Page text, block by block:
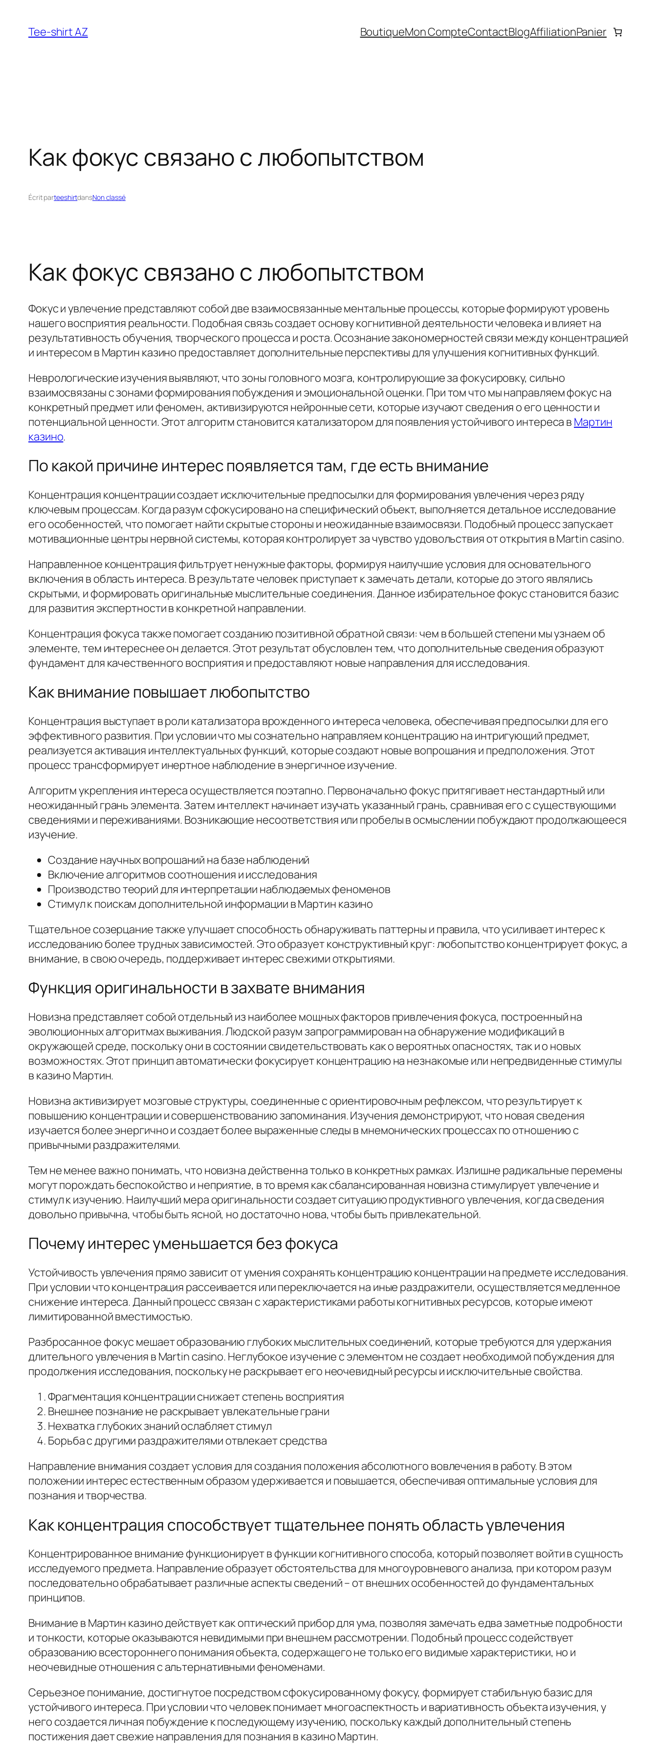
contenu
Tee-shirt AZ BoutiqueMon CompteContactBlogAffiliationPanier
Как фокус связано с любопытством
Écrit parteeshirtdansNon classé
Как фокус связано с любопытством
Фокус и увлечение представляют собой две взаимосвязанные ментальные процессы, которые формируют уровень
нашего восприятия реальности. Подобная связь создает основу когнитивной деятельности человека и влияет на
результативность обучения, творческого процесса и роста. Осознание закономерностей связи между концентрацией
и интересом в Мартин казино предоставляет дополнительные перспективы для улучшения когнитивных функций.
Неврологические изучения выявляют, что зоны головного мозга, контролирующие за фокусировку, сильно
взаимосвязаны с зонами формирования побуждения и эмоциональной оценки. При том что мы направляем фокус на
конкретный предмет или феномен, активизируются нейронные сети, которые изучают сведения о его ценности и
потенциальной ценности. Этот алгоритм становится катализатором для появления устойчивого интереса в Мартин
казино.
По какой причине интерес появляется там, где есть внимание
Концентрация концентрации создает исключительные предпосылки для формирования увлечения через ряду
ключевым процессам. Когда разум сфокусировано на специфический объект, выполняется детальное исследование
его особенностей, что помогает найти скрытые стороны и неожиданные взаимосвязи. Подобный процесс запускает
мотивационные центры нервной системы, которая контролирует за чувство удовольствия от открытия в Martin casino.
Направленное концентрация фильтрует ненужные факторы, формируя наилучшие условия для основательного
включения в область интереса. В результате человек приступает к замечать детали, которые до этого являлись
скрытыми, и формировать оригинальные мыслительные соединения. Данное избирательное фокус становится базис
для развития экспертности в конкретной направлении.
Концентрация фокуса также помогает созданию позитивной обратной связи: чем в большей степени мы узнаем об
элементе, тем интереснее он делается. Этот результат обусловлен тем, что дополнительные сведения образуют
фундамент для качественного восприятия и предоставляют новые направления для исследования.
Как внимание повышает любопытство
Концентрация выступает в роли катализатора врожденного интереса человека, обеспечивая предпосылки для его
эффективного развития. При условии что мы сознательно направляем концентрацию на интригующий предмет,
реализуется активация интеллектуальных функций, которые создают новые вопрошания и предположения. Этот
процесс трансформирует инертное наблюдение в энергичное изучение.
Алгоритм укрепления интереса осуществляется поэтапно. Первоначально фокус притягивает нестандартный или
неожиданный грань элемента. Затем интеллект начинает изучать указанный грань, сравнивая его с существующими
сведениями и переживаниями. Возникающие несоответствия или пробелы в осмыслении побуждают продолжающееся
изучение.
Создание научных вопрошаний на базе наблюдений
Включение алгоритмов соотношения и исследования
Производство теорий для интерпретации наблюдаемых феноменов
Стимул к поискам дополнительной информации в Мартин казино
Тщательное созерцание также улучшает способность обнаруживать паттерны и правила, что усиливает интерес к
исследованию более трудных зависимостей. Это образует конструктивный круг: любопытство концентрирует фокус, а
внимание, в свою очередь, поддерживает интерес свежими открытиями.
Функция оригинальности в захвате внимания
Новизна представляет собой отдельный из наиболее мощных факторов привлечения фокуса, построенный на
эволюционных алгоритмах выживания. Людской разум запрограммирован на обнаружение модификаций в
окружающей среде, поскольку они в состоянии свидетельствовать как о вероятных опасностях, так и о новых
возможностях. Этот принцип автоматически фокусирует концентрацию на незнакомые или непредвиденные стимулы
в казино Мартин.
Новизна активизирует мозговые структуры, соединенные с ориентировочным рефлексом, что результирует к
повышению концентрации и совершенствованию запоминания. Изучения демонстрируют, что новая сведения
изучается более энергично и создает более выраженные следы в мнемонических процессах по отношению с
привычными раздражителями.
Тем не менее важно понимать, что новизна действенна только в конкретных рамках. Излишне радикальные перемены
могут порождать беспокойство и неприятие, в то время как сбалансированная новизна стимулирует увлечение и
стимул к изучению. Наилучший мера оригинальности создает ситуацию продуктивного увлечения, когда сведения
довольно привычна, чтобы быть ясной, но достаточно нова, чтобы быть привлекательной.
Почему интерес уменьшается без фокуса
Устойчивость увлечения прямо зависит от умения сохранять концентрацию концентрации на предмете исследования.
При условии что концентрация рассеивается или переключается на иные раздражители, осуществляется медленное
снижение интереса. Данный процесс связан с характеристиками работы когнитивных ресурсов, которые имеют
лимитированной вместимостью.
Разбросанное фокус мешает образованию глубоких мыслительных соединений, которые требуются для удержания
длительного увлечения в Martin casino. Неглубокое изучение с элементом не создает необходимой побуждения для
продолжения исследования, поскольку не раскрывает его неочевидный ресурсы и исключительные свойства.
Фрагментация концентрации снижает степень восприятия
Внешнее познание не раскрывает увлекательные грани
Нехватка глубоких знаний ослабляет стимул
Борьба с другими раздражителями отвлекает средства
Направление внимания создает условия для создания положения абсолютного вовлечения в работу. В этом
положении интерес естественным образом удерживается и повышается, обеспечивая оптимальные условия для
познания и творчества.
Как концентрация способствует тщательнее понять область увлечения
Концентрированное внимание функционирует в функции когнитивного способа, который позволяет войти в сущность
исследуемого предмета. Направление образует обстоятельства для многоуровневого анализа, при котором разум
последовательно обрабатывает различные аспекты сведений – от внешних особенностей до фундаментальных
принципов.
Внимание в Мартин казино действует как оптический прибор для ума, позволяя замечать едва заметные подробности
и тонкости, которые оказываются невидимыми при внешнем рассмотрении. Подобный процесс содействует
образованию всестороннего понимания объекта, содержащего не только его видимые характеристики, но и
неочевидные отношения с альтернативными феноменами.
Серьезное понимание, достигнутое посредством сфокусированному фокусу, формирует стабильную базис для
устойчивого интереса. При условии что человек понимает многоаспектность и вариативность объекта изучения, у
него создается личная побуждение к последующему изучению, поскольку каждый дополнительный степень
постижения дает свежие направления для познания в казино Мартин.